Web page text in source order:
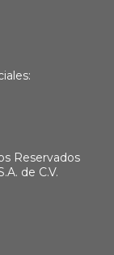
Reservados
de C.V.